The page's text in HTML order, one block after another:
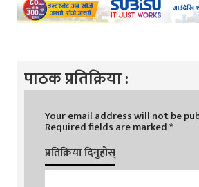
पाठक प्रतिक्रिया :
Your email address will not be
Required fields are marked*
प्रतिक्रिया दिनुहोस्